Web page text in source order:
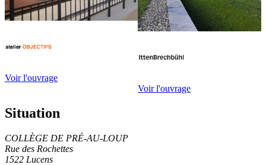
Voir l'ouvrage
Voir l'ouvrage
Situation
COLLÈGE DE PRÉ-AU-LOUP
Rue des Rochettes
1522 Lucens